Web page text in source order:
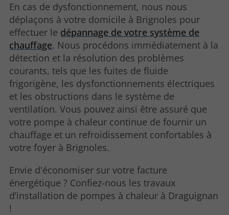
En cas de dysfonctionnement, nous nous
déplaçons à votre domicile à Brignoles pour
effectuer le dépannage de votre système de
chauffage. Nous procédons immédiatement à la
détection et la résolution des problèmes
courants, tels que les fuites de fluide
frigorigène, les dysfonctionnements électriques
et les obstructions dans le système de
ventilation. Vous pouvez ainsi être assuré que
votre pompe à chaleur continue de fournir un
chauffage et un refroidissement confortables à
votre foyer à Brignoles.
Envie d'économiser sur votre facture
énergétique ? Confiez-nous les travaux
d’installation de pompes à chaleur à Draguignan
!